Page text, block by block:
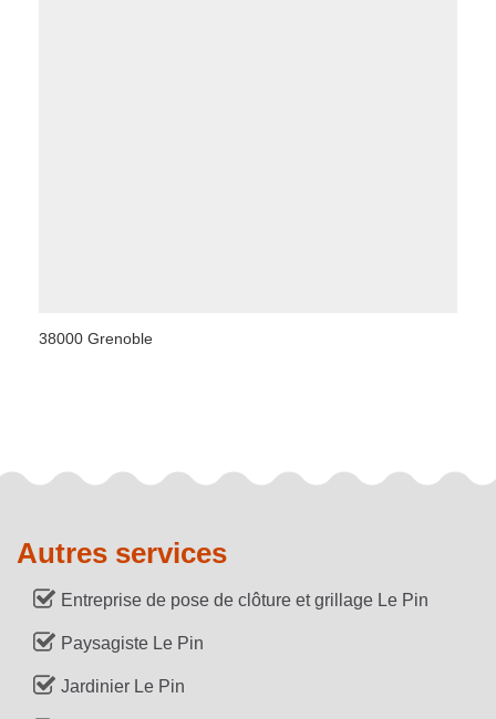
38000 Grenoble
Autres services
Entreprise de pose de clôture et grillage Le Pin
Paysagiste Le Pin
Jardinier Le Pin